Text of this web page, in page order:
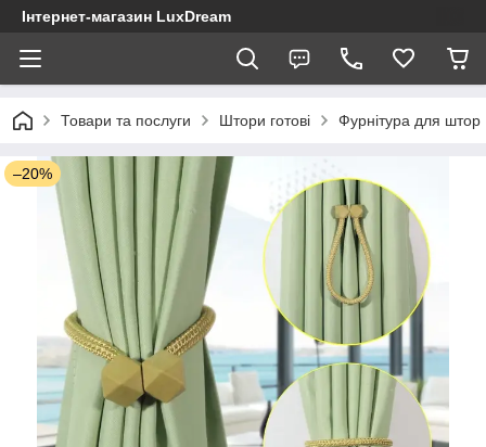
Інтернет-магазин LuxDream
Товари та послуги Штори готові Фурнітура для штор
–20%